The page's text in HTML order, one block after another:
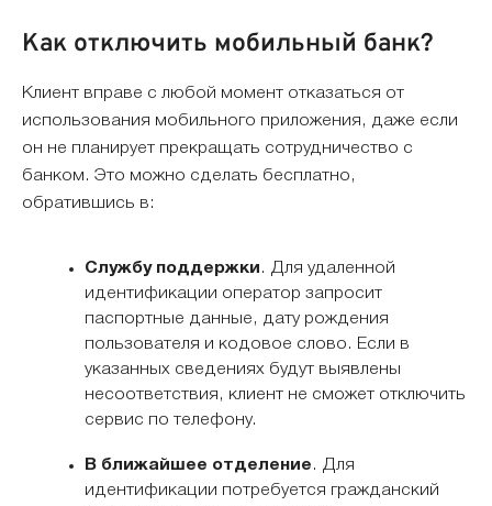
Как отключить мобильный банк?
Клиент вправе с любой момент отказаться от
использования мобильного приложения, даже если
он не планирует прекращать сотрудничество с
банком. Это можно сделать бесплатно,
обратившись в:
Службу поддержки . Для удаленной
идентификации оператор запросит
паспортные данные, дату рождения
пользователя и кодовое слово. Если в
указанных сведениях будут выявлены
несоответствия, клиент не сможет отключить
сервис по телефону.
В ближайшее отделение . Для
идентификации потребуется гражданский